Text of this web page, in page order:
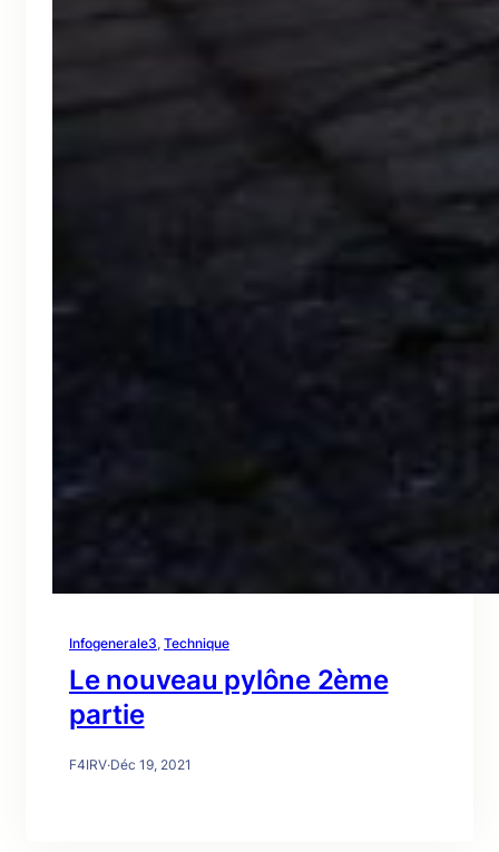
Infogenerale3, Technique
Le nouveau pylône 2ème
partie
F4IRV·Déc 19, 2021